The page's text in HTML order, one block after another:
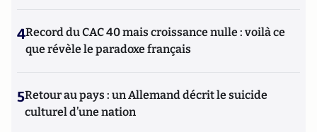
4Record du CAC 40 mais croissance nulle : voilà ce
que révèle le paradoxe français
5Retour au pays : un Allemand décrit le suicide
culturel d’une nation